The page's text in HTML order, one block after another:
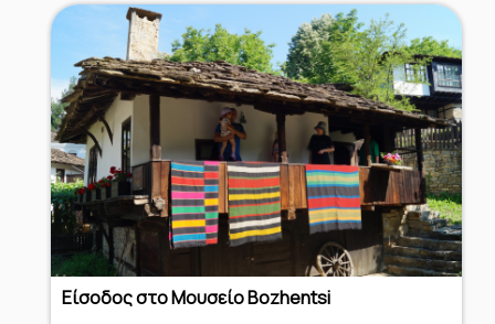
Είσοδος στο Μουσείο Bozhentsi